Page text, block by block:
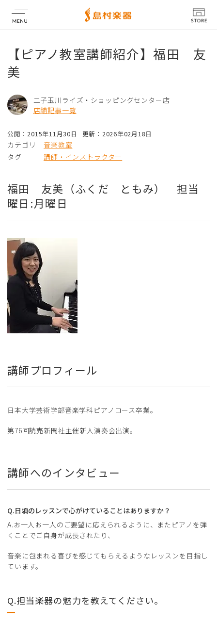
店舗情報
【ピアノ教室講師紹介】福田 友
美
二子玉川ライズ・ショッピングセンター店
店舗記事一覧
公開：2015年11月30日 更新：2026年02月18日
カテゴリ
音楽教室
タグ
講師・インストラクター
福田 友美（ふくだ ともみ） 担当
曜日:月曜日
講師プロフィール
日本大学芸術学部音楽学科ピアノコース卒業。
第76回読売新聞社主催新人演奏会出演。
講師へのインタビュー
Q.日頃のレッスンで心がけていることはありますか？
A.お一人お一人のご要望に応えられるように、またピアノを弾
くことでご自身が成長されたり、
音楽に包まれる喜びを感じてもらえるようなレッスンを目指し
ています。
Q.担当楽器の魅力を教えてください。